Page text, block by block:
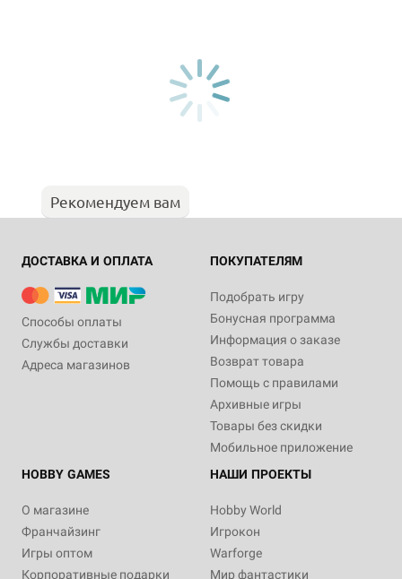
Рекомендуем вам
ДОСТАВКА И ОПЛАТА
Способы оплаты
Службы доставки
Адреса магазинов
ПОКУПАТЕЛЯМ
Подобрать игру
Бонусная программа
Информация о заказе
Возврат товара
Помощь с правилами
Архивные игры
Товары без скидки
Мобильное приложение
HOBBY GAMES
О магазине
Франчайзинг
Игры оптом
Корпоративные подарки
НАШИ ПРОЕКТЫ
Hobby World
Игрокон
Warforge
Мир фантастики